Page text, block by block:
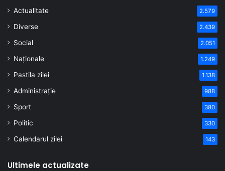
Actualitate 2.579
Diverse 2.439
Social 2.051
Naționale 1.249
Pastila zilei 1.138
Administrație 988
Sport 380
Politic 330
Calendarul zilei 143
Ultimele actualizate